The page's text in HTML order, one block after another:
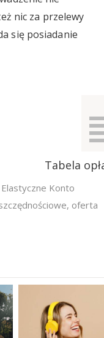
nic za przelewy
się posiadanie
Tabela
Elastyczne Konto
, oferta